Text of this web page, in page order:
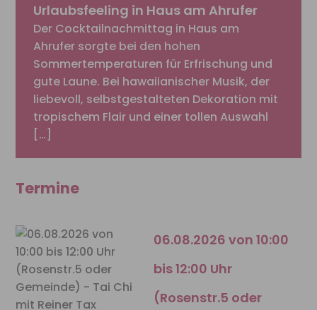
Urlaubsfeeling in Haus am Ahrufer
Der Cocktailnachmittag in Haus am
Ahrufer sorgte bei den hohen
Sommertemperaturen für Erfrischung und
gute Laune. Bei hawaiianischer Musik, der
liebevoll, selbstgestalteten Dekoration mit
tropischem Flair und einer tollen Auswahl
[…]
Termine
06.08.2026 von 10:00
bis 12:00 Uhr
(Rosenstr.5 oder